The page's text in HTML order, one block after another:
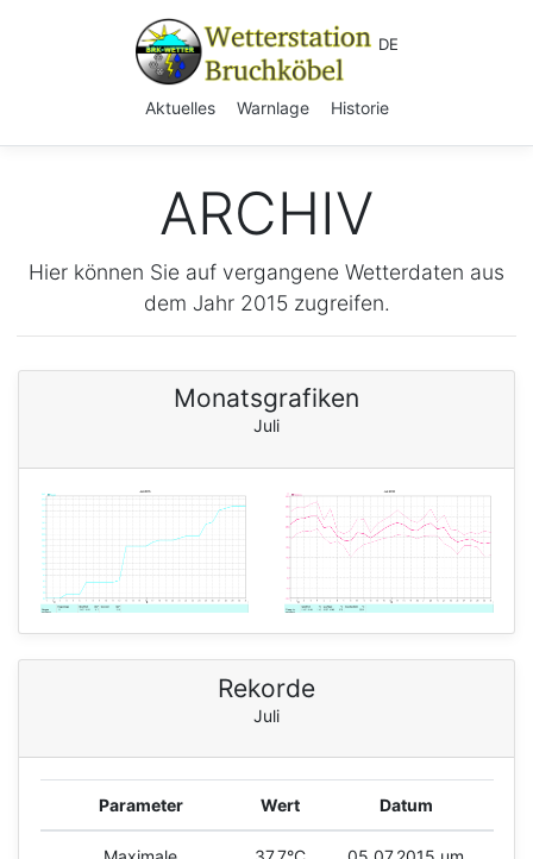
DE
Aktuelles Warnlage Historie
ARCHIV
Hier können Sie auf vergangene Wetterdaten aus
dem Jahr 2015 zugreifen.
Monatsgrafiken
Juli
Rekorde
Juli
Parameter Wert Datum